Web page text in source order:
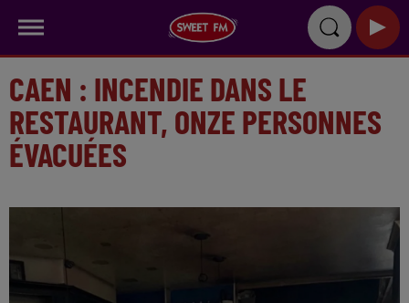
CAEN : INCENDIE DANS LE
RESTAURANT, ONZE PERSONNES
ÉVACUÉES